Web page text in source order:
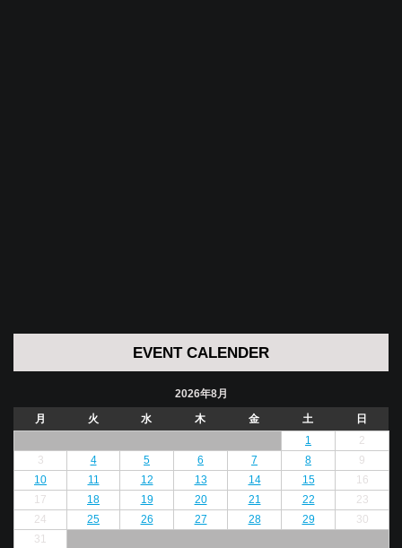
EVENT CALENDER
2026年8月
月
火 水 木 金 土
日
1
2
3
4 5 6 7 8
9
10
11 12 13 14 15
16
17
18 19 20 21 22
23
24
25 26 27 28 29
30
31